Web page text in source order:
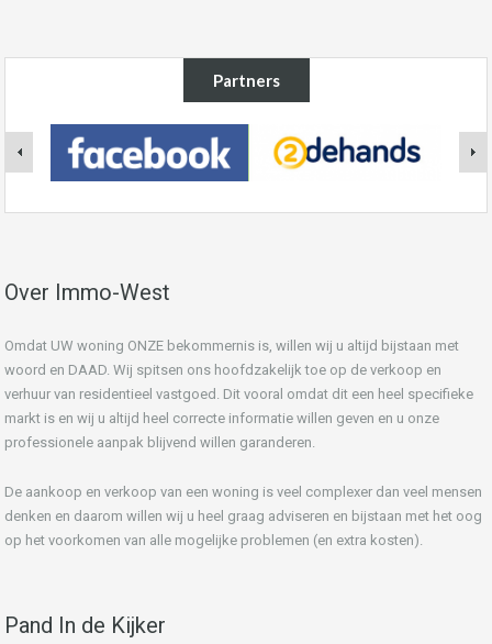
Partners
Over Immo-West
Omdat UW woning ONZE bekommernis is, willen wij u altijd bijstaan met
woord en DAAD. Wij spitsen ons hoofdzakelijk toe op de verkoop en
verhuur van residentieel vastgoed. Dit vooral omdat dit een heel specifieke
markt is en wij u altijd heel correcte informatie willen geven en u onze
professionele aanpak blijvend willen garanderen.
De aankoop en verkoop van een woning is veel complexer dan veel mensen
denken en daarom willen wij u heel graag adviseren en bijstaan met het oog
op het voorkomen van alle mogelijke problemen (en extra kosten).
Pand In de Kijker